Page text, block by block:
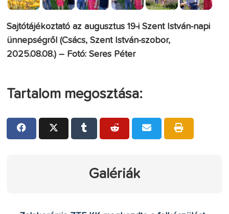
Sajtótájékoztató az augusztus 19-i Szent István-napi
ünnepségről (Csács, Szent István-szobor,
2025.08.08.) – Fotó: Seres Péter
Tartalom megosztása:
Galériák